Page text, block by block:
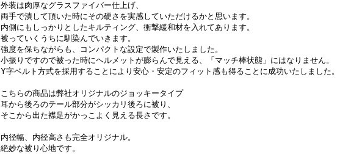
外装は肉厚なグラスファイバー仕上げ、
両手で潰して頂いた時にその硬さを実感していただけるかと思います。
内側にもしっかりとしたキルティング、衝撃緩和材を入れてあります。
被っていくうちに馴染んでいきます。
強度を保ちながらも、コンパクトな設定で製作いたしました。
小振りですので被った時にヘルメットが膨らんで見える、「マッチ棒状態」にはなりません。
Y字ベルト方式を採用することにより安心・安定のフィット感も得ることに成功いたしました。
こちらの商品は弊社オリジナルのジョッキータイプ
耳から後ろのテール部分がシッカリ後ろに被り、
そこから出た襟足がかっこよく見える長さです。
内径幅、内径高さも完全オリジナル。
絶妙な被り心地です。